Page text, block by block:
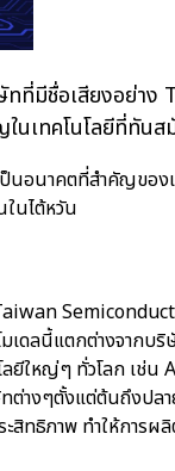
ทที่มีชื่อเสียงอย่าง
เทคโนโลยีที่ทันส
นอนาคตที่สำคัญของ
ในไต้หวัน
เดลนี้แตกต่างจากบ
ยีใหญ่ๆ ทั่วโลก เช่น
างๆตั้งแต่ต้นถึงปล
ทธิภาพ ทำให้การผ